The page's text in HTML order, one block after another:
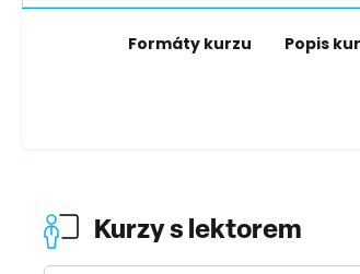
Formáty kurzu Popis
Kurzy s lektorem